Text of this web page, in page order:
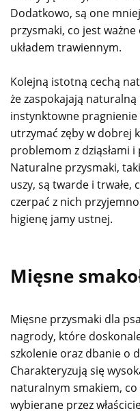
Dodatkowo, są one
przysmaki, co jest
układem trawiennym.
Kolejną istotną cechą
że zaspokajają
instynktowne
utrzymać zęby w dobrej
problemom z dziąsłami
Naturalne przysmaki,
uszy, są twarde i trwałe,
czerpać z nich
higienę jamy ustnej.
Mięsne
Mięsne przysmaki dla
nagrody, które
szkolenie oraz dbanie o
Charakteryzują się
naturalnym smakiem,
wybierane przez